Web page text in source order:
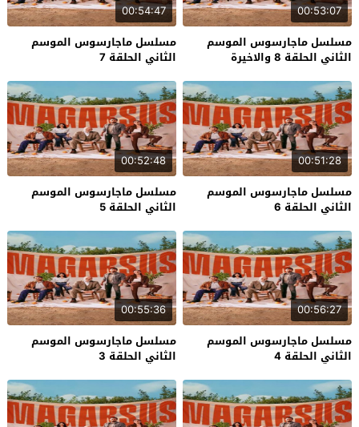
00:53:07
مسلسل ماجارسوس الموسم
الثاني الحلقة 8 والاخيرة
00:54:47
مسلسل ماجارسوس الموسم
الثاني الحلقة 7
00:51:28
مسلسل ماجارسوس الموسم
الثاني الحلقة 6
00:52:48
مسلسل ماجارسوس الموسم
الثاني الحلقة 5
00:56:27
مسلسل ماجارسوس الموسم
الثاني الحلقة 4
00:55:36
مسلسل ماجارسوس الموسم
الثاني الحلقة 3